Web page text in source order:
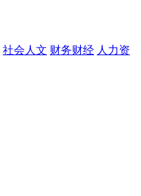
社会人文 财务财经 人力资